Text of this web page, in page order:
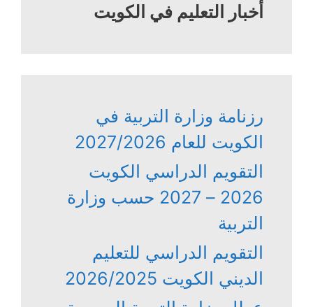
أخبار التعليم في الكويت
رزنامة وزارة التربية في
الكويت للعام 2027/2026
التقويم الدراسي الكويت
2026 – 2027 حسب وزارة
التربية
التقويم الدراسي للتعليم
الديني الكويت 2026/2025